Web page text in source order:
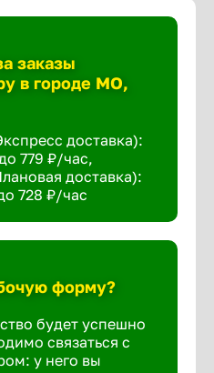
заказы
в городе МО,
доставка):
779 ₽/час,
доставка):
728 ₽/час
форму?
будет успешно
связаться с
у него вы